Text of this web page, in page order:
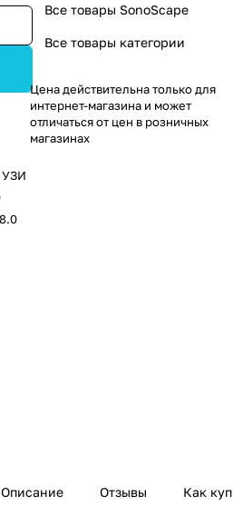
УЗИ
Все товары SonoScape
Все товары категории
Цена действительна только для
интернет-магазина и может
отличаться от цен в розничных
магазинах
Описание Отзывы Как